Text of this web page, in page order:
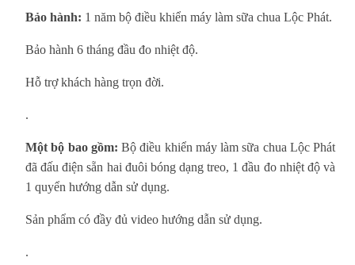
Bảo hành: 1 năm bộ điều khiển máy làm sữa chua Lộc Phát.
Bảo hành 6 tháng đầu đo nhiệt độ.
Hỗ trợ khách hàng trọn đời.
.
Một bộ bao gồm: Bộ điều khiển máy làm sữa chua Lộc Phát
đã đấu điện sẵn hai đuôi bóng dạng treo, 1 đầu đo nhiệt độ và
1 quyển hướng dẫn sử dụng.
Sản phẩm có đầy đủ video hướng dẫn sử dụng.
.